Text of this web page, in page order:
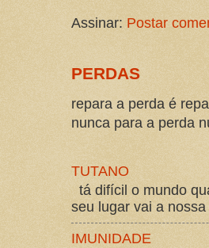
Assinar: Postar
PERDAS
repara a perda é
nunca para a perda
TUTANO
tá difícil o mundo
seu lugar vai a
IMUNIDADE